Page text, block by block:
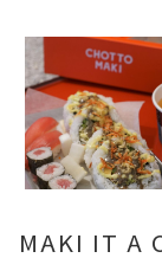
MAKI IT A